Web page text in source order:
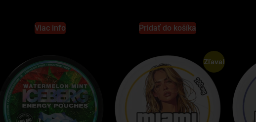
Viac info Pridať do košíka
Zľava!